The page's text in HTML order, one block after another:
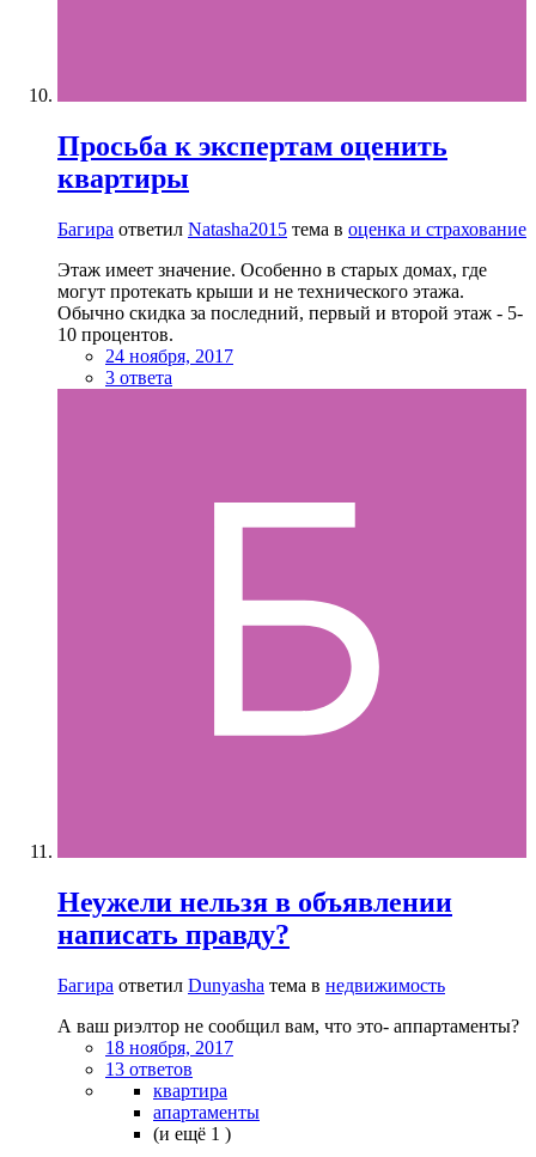
Просьба к экспертам оценить
квартиры
Багира ответил Natasha2015 тема в оценка и страхование
Этаж имеет значение. Особенно в старых домах, где
могут протекать крыши и не технического этажа.
Обычно скидка за последний, первый и второй этаж - 5-
10 процентов.
24 ноября, 2017
3 ответа
Неужели нельзя в объявлении
написать правду?
Багира ответил Dunyasha тема в недвижимость
А ваш риэлтор не сообщил вам, что это- аппартаменты?
18 ноября, 2017
13 ответов
квартира
апартаменты
(и ещё 1 )